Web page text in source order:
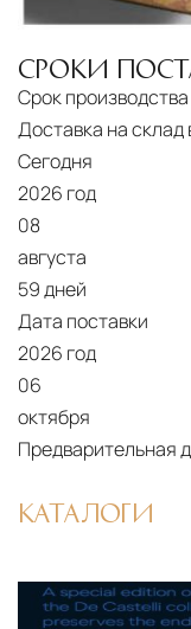
СРОКИ
Срок
Доставка на склад
Сегодня
2026 год
08
августа
59 дней
Дата поставки
2026 год
06
октября
Предварительная
КАТАЛОГИ